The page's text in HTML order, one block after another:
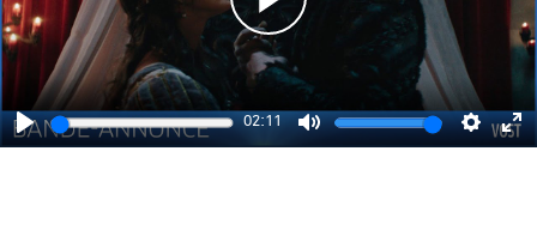
Play
02:11
Mute
Play